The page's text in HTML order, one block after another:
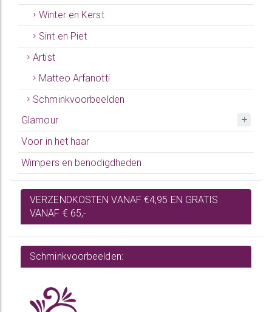
Winter en Kerst
Sint en Piet
Artist
Matteo Arfanotti
Schminkvoorbeelden
Glamour
Voor in het haar
Wimpers en benodigdheden
VERZENDKOSTEN VANAF €4,95 EN GRATIS
VANAF € 65,-
Schminkvoorbeelden: